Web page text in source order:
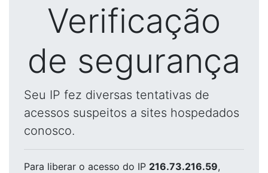
Verificação
de segurança
Seu IP fez diversas tentativas de
acessos suspeitos a sites hospedados
conosco.
Para liberar o acesso do IP 216.73.216.59,